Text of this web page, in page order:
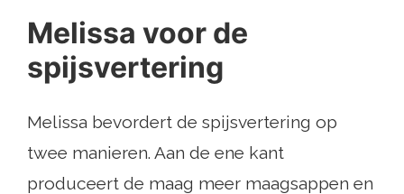
Melissa voor de
spijsvertering
Melissa bevordert de spijsvertering op
twee manieren. Aan de ene kant
produceert de maag meer maagsappen en